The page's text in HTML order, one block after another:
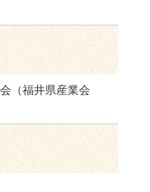
（福井県産業会